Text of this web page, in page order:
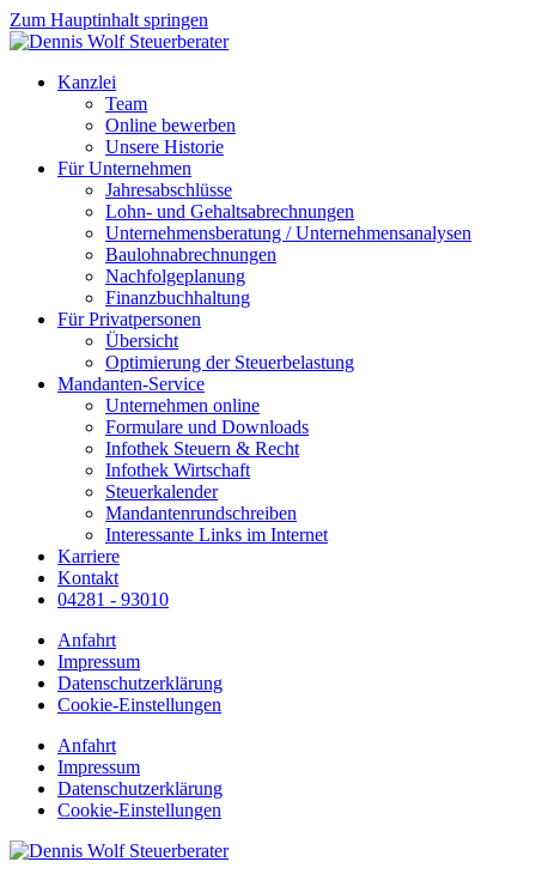
Zum Hauptinhalt springen
Kanzlei
Team
Online bewerben
Unsere Historie
Für Unternehmen
Jahresabschlüsse
Lohn- und Gehaltsabrechnungen
Unternehmensberatung / Unternehmensanalysen
Baulohnabrechnungen
Nachfolgeplanung
Finanzbuchhaltung
Für Privatpersonen
Übersicht
Optimierung der Steuerbelastung
Mandanten-Service
Unternehmen online
Formulare und Downloads
Infothek Steuern & Recht
Infothek Wirtschaft
Steuerkalender
Mandantenrundschreiben
Interessante Links im Internet
Karriere
Kontakt
04281 - 93010
Anfahrt
Impressum
Datenschutzerklärung
Cookie-Einstellungen
Anfahrt
Impressum
Datenschutzerklärung
Cookie-Einstellungen